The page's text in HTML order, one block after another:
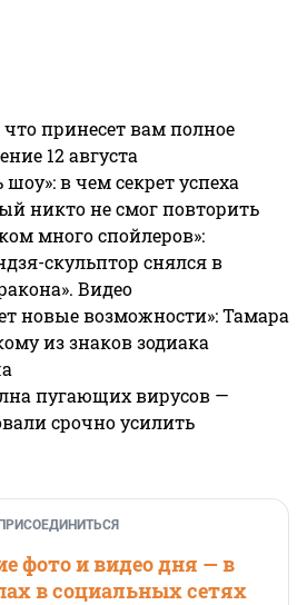
принесет вам полное
12 августа
в чем секрет успеха
никто не смог повторить
много спойлеров»:
скульптор снялся в
Видео
новые возможности»: Тамара
из знаков зодиака
пугающих вирусов —
срочно усилить
фото и видео дня — в
в социальных сетях